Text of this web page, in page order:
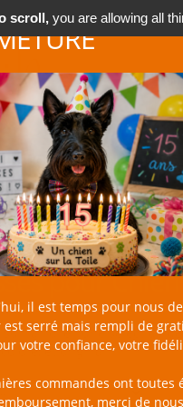
il est temps pour nous
est serré mais rempli de
votre confiance, votre
commandes ont toutes
merci de
NAC
pour Chien
sur la Toile : une sélection
coloré, et original !
scroll,you are allowing all